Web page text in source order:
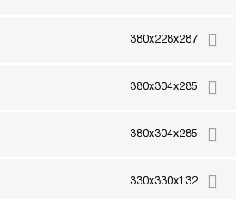
380x228x287
380x304x285
380x304x285
330x330x132